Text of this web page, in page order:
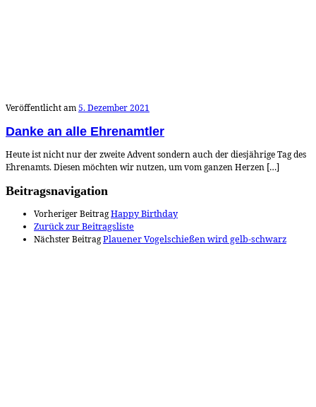
Veröffentlicht am5. Dezember 2021
Danke an alle Ehrenamtler
Heute ist nicht nur der zweite Advent sondern auch der diesjährige Tag des
Ehrenamts. Diesen möchten wir nutzen, um vom ganzen Herzen […]
Beitragsnavigation
Vorheriger BeitragHappy Birthday
Zurück zur Beitragsliste
Nächster BeitragPlauener Vogelschießen wird gelb-schwarz